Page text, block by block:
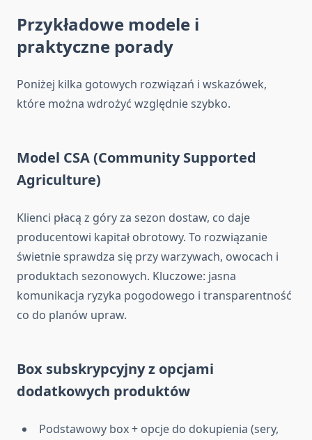
Przykładowe modele i
praktyczne porady
Poniżej kilka gotowych rozwiązań i wskazówek,
które można wdrożyć względnie szybko.
Model CSA (Community Supported
Agriculture)
Klienci płacą z góry za sezon dostaw, co daje
producentowi kapitał obrotowy. To rozwiązanie
świetnie sprawdza się przy warzywach, owocach i
produktach sezonowych. Kluczowe: jasna
komunikacja ryzyka pogodowego i transparentność
co do planów upraw.
Box subskrypcyjny z opcjami
dodatkowych produktów
Podstawowy box + opcje do dokupienia (sery,